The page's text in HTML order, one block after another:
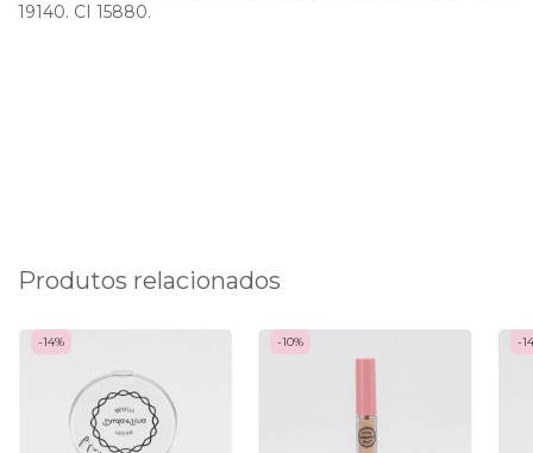
19140. CI 15880.
Produtos relacionados
-14% -10% -14